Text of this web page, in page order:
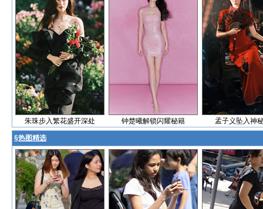
朱珠步入繁花盛开深处 钟楚曦解锁闪耀秘籍 孟子义坠入神
§热图精选